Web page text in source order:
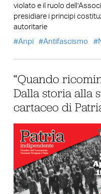
violato e il ruolo
presidiare i principi
autoritarie
Anpi
Antifascismo
“Quando
Dalla storia alla
cartaceo di